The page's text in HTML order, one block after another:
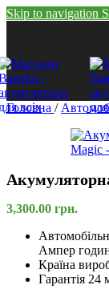
Skip to navigation
Головна /
3,300.00 грн.
Ампер
Країна
Гарантія 24